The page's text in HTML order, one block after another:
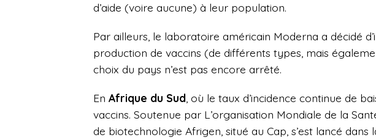
d’aide (voire aucune) à leur population.
Par ailleurs, le laboratoire américain Moderna a décidé
production de vaccins (de différents types, mais
choix du pays n’est pas encore arrêté.
En Afrique du Sud , où le taux d’incidence continue de
vaccins. Soutenue par L’organisation Mondiale de la
de biotechnologie Afrigen, situé au Cap, s’est lancé dans